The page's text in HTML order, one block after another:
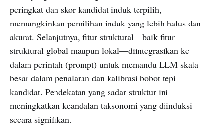
peringkat dan skor kandidat induk terpilih,
memungkinkan pemilihan induk yang lebih halus dan
akurat. Selanjutnya, fitur struktural—baik fitur
struktural global maupun lokal—diintegrasikan ke
dalam perintah (prompt) untuk memandu LLM skala
besar dalam penalaran dan kalibrasi bobot tepi
kandidat. Pendekatan yang sadar struktur ini
meningkatkan keandalan taksonomi yang diinduksi
secara signifikan.